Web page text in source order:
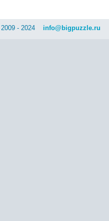
- 2024 info@bigpuzzle.ru